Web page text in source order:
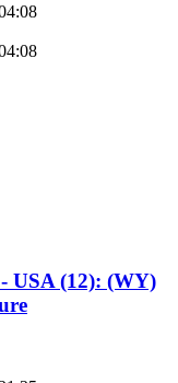
USA (12): (WY)